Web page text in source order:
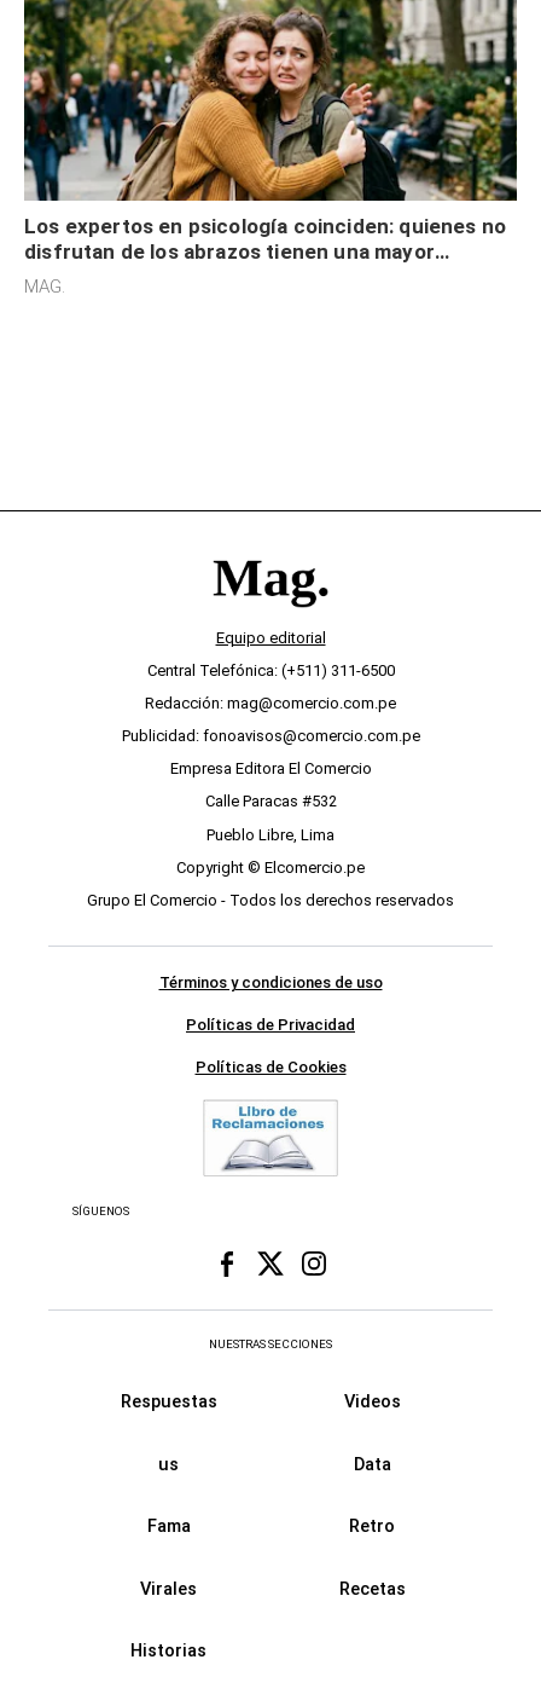
Los expertos en psicología coinciden: quienes no
disfrutan de los abrazos tienen una mayor
sensibilidad a los estímulos físicos y no es por
MAG.
Equipo editorial
Central Telefónica: (+511) 311-6500
Redacción: mag@comercio.com.pe
Publicidad: fonoavisos@comercio.com.pe
Empresa Editora El Comercio
Calle Paracas #532
Pueblo Libre, Lima
Copyright © Elcomercio.pe
Grupo El Comercio - Todos los derechos reservados
Términos y condiciones de uso
Políticas de Privacidad
Políticas de Cookies
SÍGUENOS
NUESTRAS SECCIONES
Respuestas Videos
us Data
Fama Retro
Virales Recetas
Historias